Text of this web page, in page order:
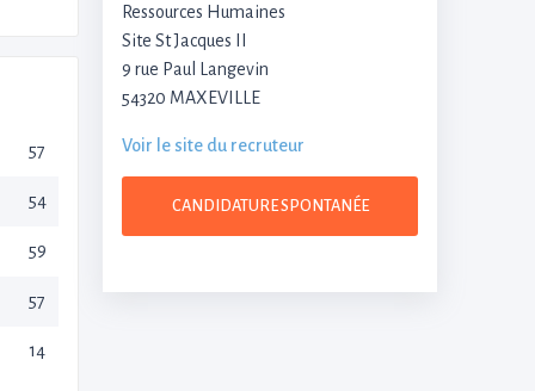
57
54
59
57
14
Ressources Humaines
Site St Jacques II
9 rue Paul Langevin
54320 MAXEVILLE
Voir le site du recruteur
CANDIDATURE SPONTANÉE